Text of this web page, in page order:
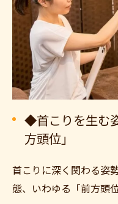
◆首こりを生む
方頭位」
首こりに深く関わる姿
態、いわゆる「前方頭